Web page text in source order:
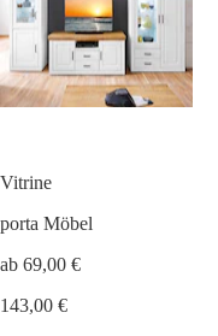
Vitrine
porta Möbel
ab 69,00 €
143,00 €